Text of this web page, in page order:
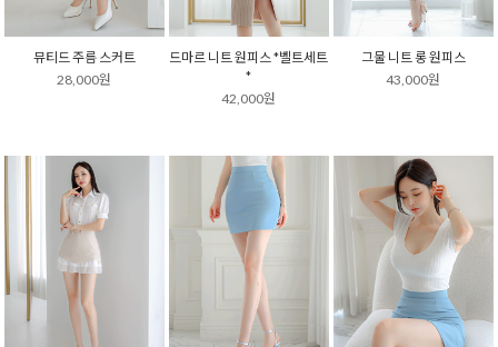
뮤티드 주름 스커트
28,000원
드마르 니트 원피스 *벨트세트
*
42,000원
그물 니트 롱 원피스
43,000원